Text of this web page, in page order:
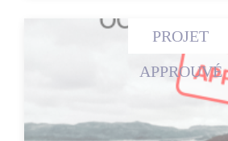
PROJET
APPROUVÉ